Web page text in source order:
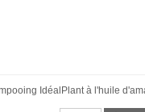
IdéalPlant à l'huile